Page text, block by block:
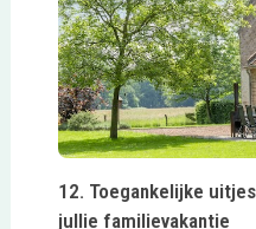
12. Toegankelijke
jullie familievakantie